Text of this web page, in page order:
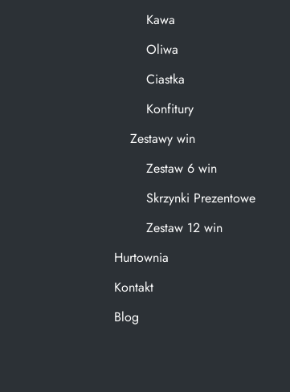
Kawa
Oliwa
Ciastka
Konfitury
Zestawy win
Zestaw 6 win
Skrzynki Prezentowe
Zestaw 12 win
Hurtownia
Kontakt
Blog